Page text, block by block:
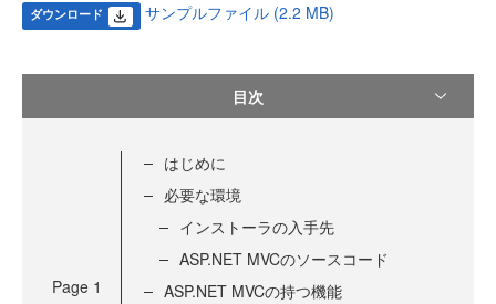
ダウンロード サンプルファイル (2.2 MB)
目次
Page 1
はじめに
必要な環境
インストーラの入手先
ASP.NET MVCのソースコード
ASP.NET MVCの持つ機能